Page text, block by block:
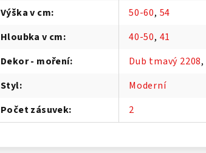
Výška v cm: 50-60, 54
Hloubka v cm: 40-50, 41
Dekor - moření: Dub tmavý 2208,
Styl:
Moderní
Počet zásuvek: 2